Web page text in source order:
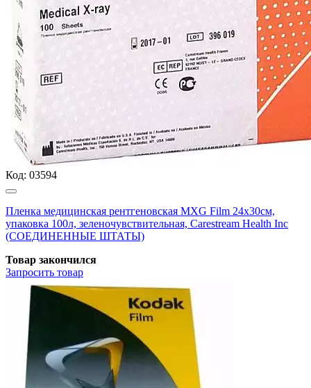
Код: 03594
Пленка медицинская рентгеновская MXG Film 24х30см,
упаковка 100л, зеленочувствительная, Carestream Health Inc
(СОЕДИНЕННЫЕ ШТАТЫ)
Товар закончился
Запросить товар